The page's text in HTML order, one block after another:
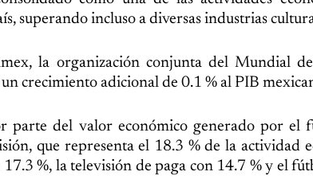
superando incluso a diversas industrias
la organización conjunta del Mundial
crecimiento adicional de 0.1 % al PIB
parte del valor económico generado por el
que representa el 18.3 % de la actividad
%, la televisión de paga con 14.7 % y el